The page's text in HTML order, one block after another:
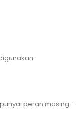
peran masing-